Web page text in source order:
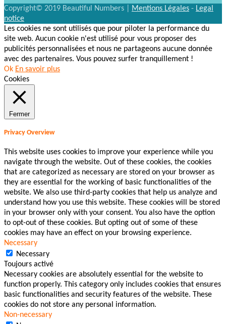
Copyright© 2019 Beautiful Numbers | Mentions Légales - Legal
notice
Les cookies ne sont utilisés que pour piloter la performance du
site web. Aucun cookie n'est utilisé pour vous proposer des
publicités personnalisées et nous ne partageons aucune donnée
avec des partenaires. Vous pouvez surfer tranquillement !
Ok En savoir plus
Cookies
Fermer
Privacy Overview
This website uses cookies to improve your experience while you
navigate through the website. Out of these cookies, the cookies
that are categorized as necessary are stored on your browser as
they are essential for the working of basic functionalities of the
website. We also use third-party cookies that help us analyze and
understand how you use this website. These cookies will be stored
in your browser only with your consent. You also have the option
to opt-out of these cookies. But opting out of some of these
cookies may have an effect on your browsing experience.
Necessary
Necessary
Toujours activé
Necessary cookies are absolutely essential for the website to
function properly. This category only includes cookies that ensures
basic functionalities and security features of the website. These
cookies do not store any personal information.
Non-necessary